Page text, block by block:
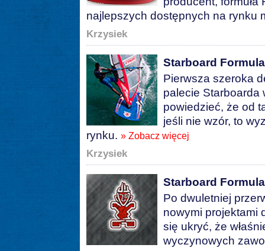
najlepszych dostępnych na rynku
Krzysiek
Starboard
Pierwsza szeroka
palecie Starboarda
powiedzieć, że od
jeśli nie wzór, to
rynku. » Zobacz więcej
Krzysiek
Starboard
Po dwuletniej
nowymi projektami
się ukryć, że
wyczynowych